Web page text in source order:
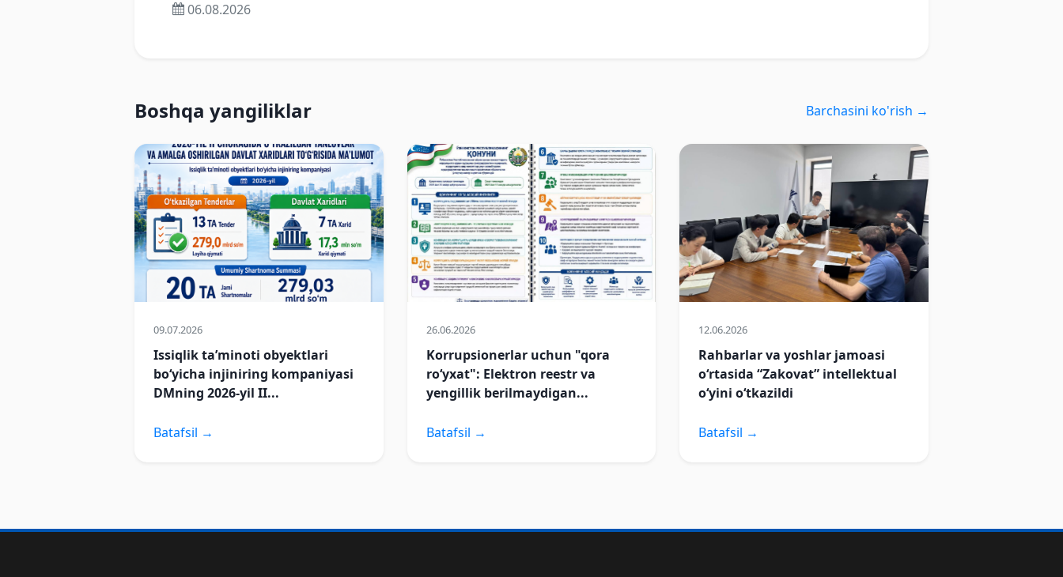
06.08.2026
Boshqa yangiliklar Barchasini ko'rish →
09.07.2026
Issiqlik taʼminoti obyektlari
boʻyicha injiniring kompaniyasi
DMning 2026-yil II...
Batafsil →
26.06.2026
Korrupsionerlar uchun "qora
ro‘yxat": Elektron reestr va
yengillik berilmaydigan...
Batafsil →
12.06.2026
Rahbarlar va yoshlar jamoasi
o‘rtasida “Zakovat” intellektual
o‘yini o‘tkazildi
Batafsil →